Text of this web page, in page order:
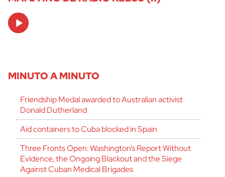
Audio
Player
MINUTO A MINUTO
Friendship Medal awarded to Australian activist
Donald Dutherland
Aid containers to Cuba blocked in Spain
Three Fronts Open: Washington’s Report Without
Evidence, the Ongoing Blackout and the Siege
Against Cuban Medical Brigades